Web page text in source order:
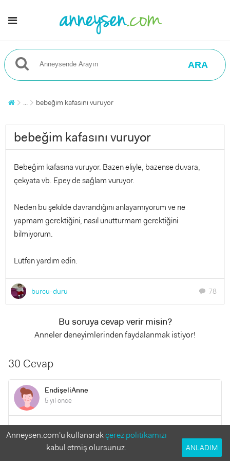
ARA
... bebeğim kafasını vuruyor
bebeğim kafasını vuruyor
Bebeğim kafasına vuruyor. Bazen eliyle, bazense duvara,
çekyata vb. Epey de sağlam vuruyor.
Neden bu şekilde davrandığını anlayamıyorum ve ne
yapmam gerektiğini, nasıl unutturmam gerektiğini
bilmiyorum.
Lütfen yardım edin.
burcu-duru chat 78
Bu soruya cevap verir misin?
Anneler deneyimlerinden faydalanmak istiyor!
30 Cevap
EndişeliAnne
5 yıl önce
Merhaba sizi o kadar çok iyi anlıyorum ki.. bebeğim 21.
Ayına girdi aynı şeyleri yaşiyoruz .. 2 ay gibi bir süredir çok
Anneysen.com'u kullanarakçerez politikamızı
kabul etmiş olursunuz.
ANLADIM